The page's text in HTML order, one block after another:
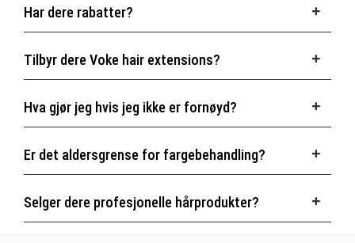
Har dere rabatter?
Tilbyr dere Voke hair extensions?
Hva gjør jeg hvis jeg ikke er fornøyd?
Er det aldersgrense for fargebehandling?
Selger dere profesjonelle hårprodukter?